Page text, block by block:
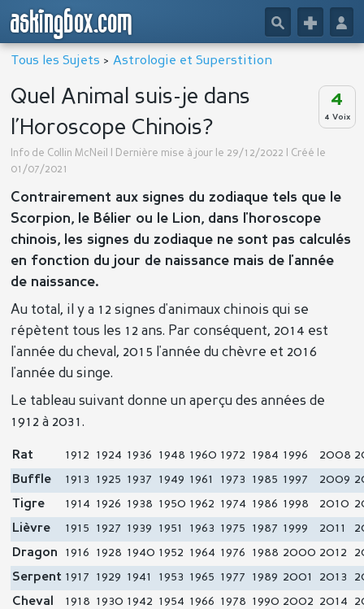
askingbox.com 👤
+
🔎
Tous les Sujets >Astrologie et Superstition
4
4 Voix
Quel Animal suis-je dans
l’Horoscope Chinois?
Info de Collin McNeil
| Dernière mise à jour le 29/12/2022 | Créé le
01/07/2021
Contrairement aux signes du zodiaque tels que le
Scorpion, le Bélier ou le Lion, dans l'horoscope
chinois, les signes du zodiaque ne sont pas calculés
en fonction du jour de naissance mais de l'année
de naissance.
Au total, il y a 12 signes d'animaux chinois qui se
répètent tous les 12 ans. Par conséquent, 2014 est
l'année du cheval, 2015 l'année du chèvre et 2016
l'année du singe.
Le tableau suivant donne un aperçu des années de
1912 à 2031.
Rat 1912 1924 1936 1948 1960 1972 1984 1996 2008
Buffle
1913 1925 1937 1949 1961 1973 1985 1997 2009
Tigre
1914 1926 1938 1950 1962 1974 1986 1998 2010
Lièvre
1915 1927 1939 1951 1963 1975 1987 1999 2011
Dragon
1916 1928 1940 1952 1964 1976 1988 2000 2012
Serpent 1917 1929 1941 1953 1965 1977 1989 2001 2013
Cheval
1918 1930 1942 1954 1966 1978 1990 2002 2014